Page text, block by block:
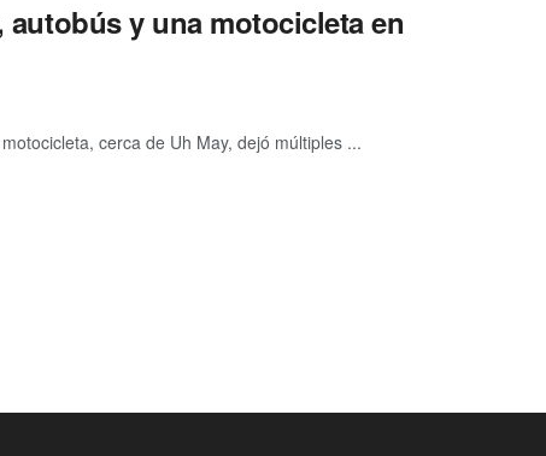
y una motocicleta en
cerca de Uh May, dejó múltiples ...